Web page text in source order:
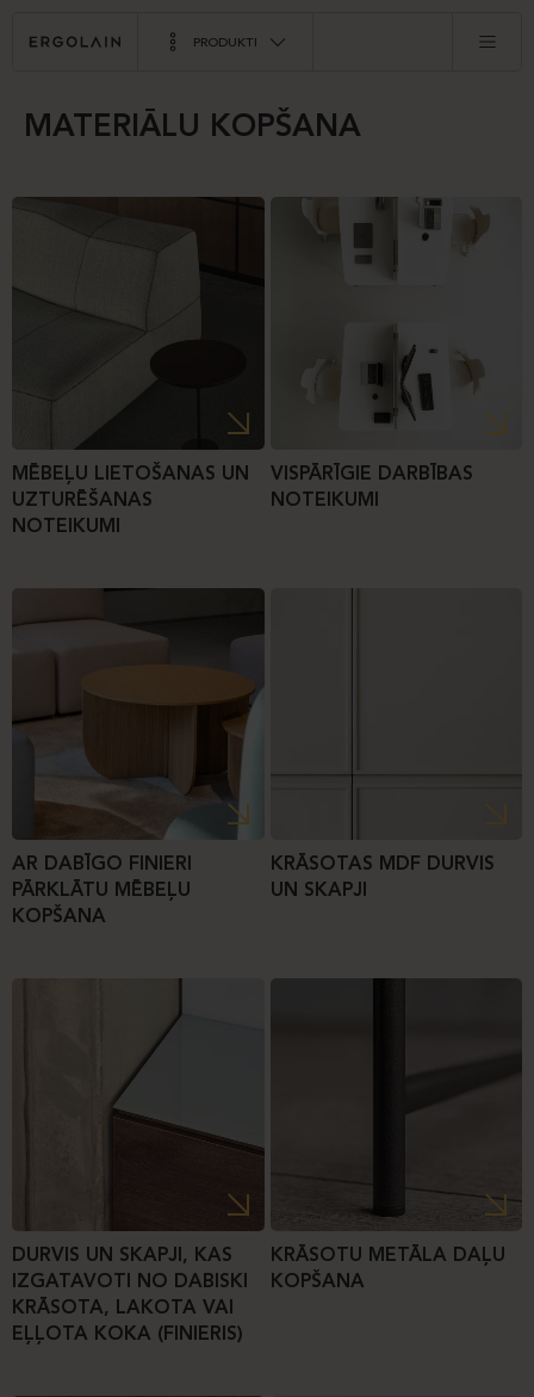
PRODUKTI
MATERIĀLU KOPŠANA
MĒBEĻU LIETOŠANAS UN
UZTURĒŠANAS
NOTEIKUMI
VISPĀRĪGIE DARBĪBAS
NOTEIKUMI
AR DABĪGO FINIERI
PĀRKLĀTU MĒBEĻU
KOPŠANA
KRĀSOTAS MDF DURVIS
UN SKAPJI
DURVIS UN SKAPJI, KAS
IZGATAVOTI NO DABISKI
KRĀSOTA, LAKOTA VAI
EĻĻOTA KOKA (FINIERIS)
KRĀSOTU METĀLA DAĻU
KOPŠANA